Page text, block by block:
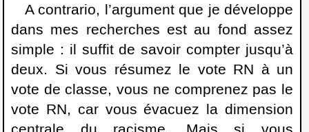
A contrario, l’argument que je développe
dans mes recherches est au fond assez
simple : il suffit de savoir compter jusqu’à
deux. Si vous résumez le vote RN à un
vote de classe, vous ne comprenez pas le
vote RN, car vous évacuez la dimension